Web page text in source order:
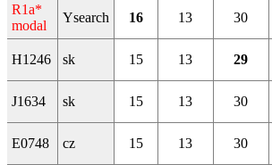
R1a*
modal
Ysearch 16 13 30
H1246 sk 15 13 29
J1634 sk 15 13 30
E0748 cz 15 13 30